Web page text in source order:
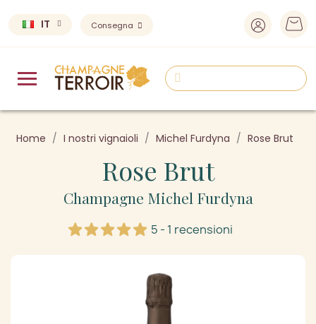
IT Consegna
Home I nostri vignaioli Michel Furdyna Rose Brut
Rose Brut
Champagne Michel Furdyna
5 - 1 recensioni